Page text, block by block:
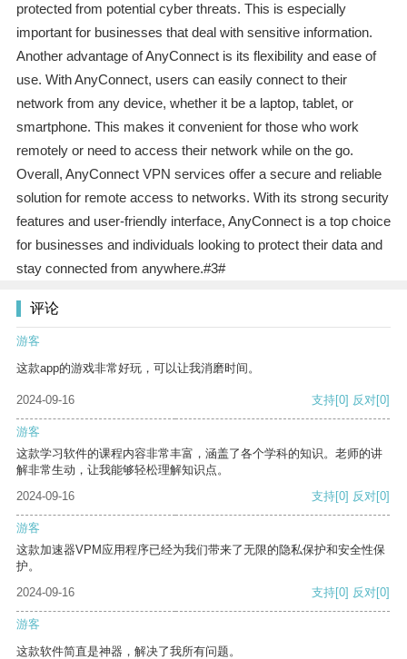
protected from potential cyber threats. This is especially
important for businesses that deal with sensitive information.
Another advantage of AnyConnect is its flexibility and ease of
use. With AnyConnect, users can easily connect to their
network from any device, whether it be a laptop, tablet, or
smartphone. This makes it convenient for those who work
remotely or need to access their network while on the go.
Overall, AnyConnect VPN services offer a secure and reliable
solution for remote access to networks. With its strong security
features and user-friendly interface, AnyConnect is a top choice
for businesses and individuals looking to protect their data and
stay connected from anywhere.#3#
评论
游客
这款app的游戏非常好玩，可以让我消磨时间。
2024-09-16 支持[0] 反对[0]
游客
这款学习软件的课程内容非常丰富，涵盖了各个学科的知识。老师的讲
解非常生动，让我能够轻松理解知识点。
2024-09-16
支持[0] 反对[0]
游客
这款加速器VPM应用程序已经为我们带来了无限的隐私保护和安全性保
护。
2024-09-16
支持[0] 反对[0]
游客
这款软件简直是神器，解决了我所有问题。